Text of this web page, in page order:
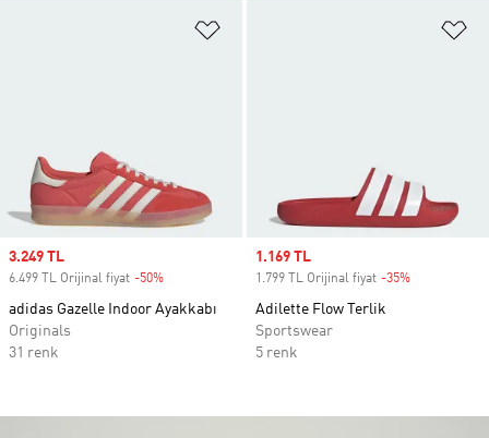
Sale price
3.249 TL
6.499 TL Orijinal fiyat -50%
adidas Gazelle Indoor Ayakkabı
Originals
31 renk
Sale price
1.169 TL
1.799 TL Orijinal fiyat -35%
Adilette Flow Terlik
Sportswear
5 renk